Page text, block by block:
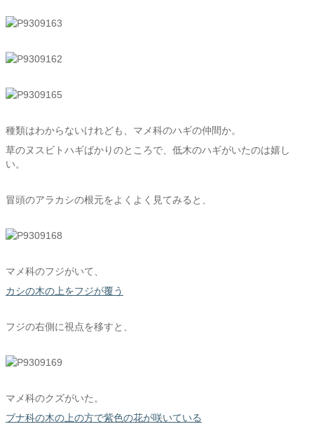
種類はわからないけれども、マメ科のハギの仲間か。
草のヌスビトハギばかりのところで、低木のハギがいたのは嬉し
い。
冒頭のアラカシの根元をよくよく見てみると、
マメ科のフジがいて、
カシの木の上をフジが覆う
フジの右側に視点を移すと、
マメ科のクズがいた。
ブナ科の木の上の方で紫色の花が咲いている